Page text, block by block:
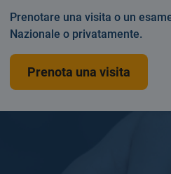
Prenotare una visita o un
Nazionale o privatamente.
Prenota una visita